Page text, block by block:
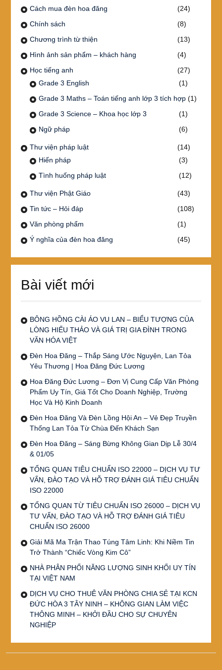
Cách mua đèn hoa đăng
(24)
Chính sách
(8)
Chương trình từ thiện
(13)
Hình ảnh sản phẩm – khách hàng
(4)
Học tiếng anh
(27)
Grade 3 English
(1)
Grade 3 Maths – Toán tiếng anh lớp 3 tích hợp(1)
Grade 3 Science – Khoa học lớp 3
(1)
Ngữ pháp
(6)
Thư viện pháp luật
(14)
Hiến pháp
(3)
Tình huống pháp luật
(12)
Thư viện Phật Giáo
(43)
Tin tức – Hỏi đáp
(108)
Văn phòng phẩm
(1)
Ý nghĩa của đèn hoa đăng
(45)
Bài viết mới
BÔNG HỒNG CÀI ÁO VU LAN – BIỂU TƯỢNG CỦA
LÒNG HIẾU THẢO VÀ GIÁ TRỊ GIA ĐÌNH TRONG
VĂN HÓA VIỆT
Đèn Hoa Đăng – Thắp Sáng Ước Nguyện, Lan Tỏa
Yêu Thương | Hoa Đăng Đức Lương
Hoa Đăng Đức Lương – Đơn Vị Cung Cấp Văn Phòng
Phẩm Uy Tín, Giá Tốt Cho Doanh Nghiệp, Trường
Học Và Hộ Kinh Doanh
Đèn Hoa Đăng Và Đèn Lồng Hội An – Vẻ Đẹp Truyền
Thống Lan Tỏa Từ Chùa Đến Khách Sạn
Đèn Hoa Đăng – Sáng Bừng Không Gian Dịp Lễ 30/4
& 01/05
TỔNG QUAN TIÊU CHUẨN ISO 22000 – DỊCH VỤ TƯ
VẤN, ĐÀO TẠO VÀ HỖ TRỢ ĐÁNH GIÁ TIÊU CHUẨN
ISO 22000
TỔNG QUAN TỪ TIÊU CHUẨN ISO 26000 – DỊCH VỤ
TƯ VẤN, ĐÀO TẠO VÀ HỖ TRỢ ĐÁNH GIÁ TIÊU
CHUẨN ISO 26000
Giải Mã Ma Trận Thao Túng Tâm Linh: Khi Niềm Tin
Trở Thành “Chiếc Vòng Kim Cô”
NHÀ PHÂN PHỐI NĂNG LƯỢNG SINH KHỐI UY TÍN
TẠI VIỆT NAM
DỊCH VỤ CHO THUÊ VĂN PHÒNG CHIA SẺ TẠI KCN
ĐỨC HÒA 3 TÂY NINH – KHÔNG GIAN LÀM VIỆC
THÔNG MINH – KHỞI ĐẦU CHO SỰ CHUYÊN
NGHIỆP